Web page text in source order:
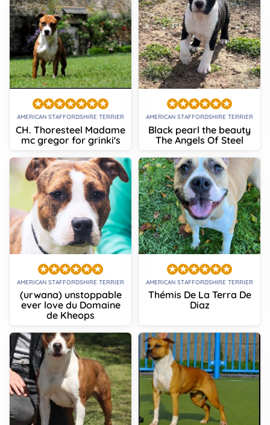
AMERICAN STAFFORDSHIRE TERRIER
CH. Thoresteel Madame
mc gregor for grinki's
AMERICAN STAFFORDSHIRE TERRIER
Black pearl the beauty
The Angels Of Steel
AMERICAN STAFFORDSHIRE TERRIER
(urwana) unstoppable
ever love du Domaine
de Kheops
AMERICAN STAFFORDSHIRE TERRIER
Thémis De La Terra De
Diaz